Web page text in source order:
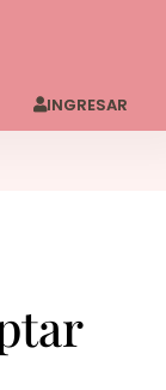
INGRESAR